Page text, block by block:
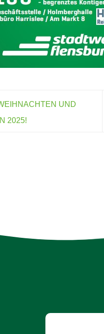
UND
2025!